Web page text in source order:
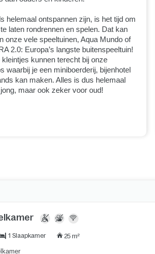
helemaal ontspannen zijn, is het tijd om
laten rondrennen en spelen. Dat kan
onze vele speeltuinen, Aqua Mundo of
2.0: Europa’s langste buitenspeeltuin!
kunnen terecht bij onze
waarbij je een miniboerderij, bijenhotel
kan maken. Alles is dus helemaal
maar ook zeker voor oud!
1 Slaapkamer 25 m²